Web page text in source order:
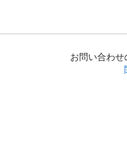
お問い合わせ